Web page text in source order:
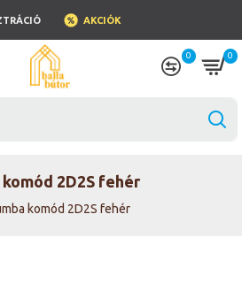
AKCIÓK
0 0
komód 2D2S fehér
komód 2D2S fehér